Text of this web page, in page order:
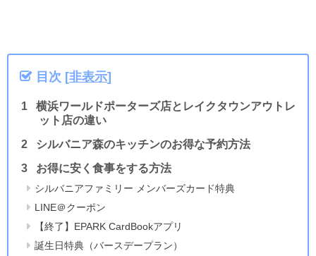
目次 [非表示]
横浜ワールドポーターズ店とレイクタウンアウトレ
ット店の違い
シルバニア森のキッチンのお得な予約方法
お得に安く食事をする方法
シルバニアファミリー メンバーズカード特典
LINE＠クーポン
【終了】EPARK CardBookアプリ
誕生日特典（バースデープラン）